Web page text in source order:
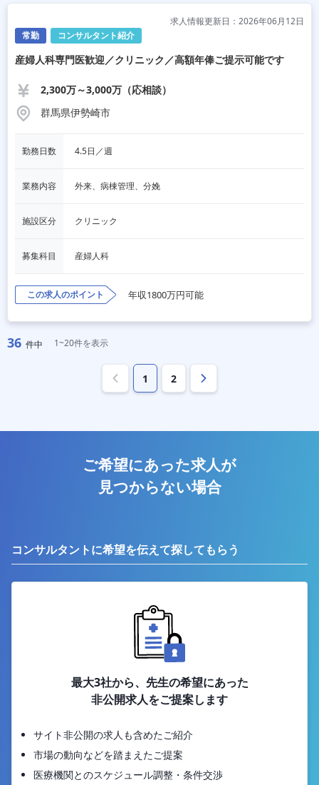
常勤 コンサルタント紹介
求人情報更新日：2026年06月12日
産婦人科専門医歓迎／クリニック／高額年俸ご提示可能です
2,300万～3,000万（応相談）
群馬県伊勢崎市
勤務日数 4.5日／週
業務内容 外来、病棟管理、分娩
施設区分 クリニック
募集科目 産婦人科
この求人のポイント 年収1800万円可能
36 件中 1~20件を表示
1 2
ご希望にあった求人が
見つからない場合
コンサルタントに希望を伝えて探してもらう
最大3社から、先生の希望にあった
非公開求人をご提案します
サイト非公開の求人も含めたご紹介
市場の動向などを踏まえたご提案
医療機関とのスケジュール調整・条件交渉